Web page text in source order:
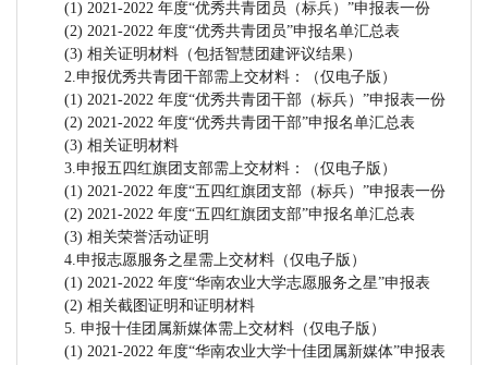
(1) 2021-2022 年度“优秀共青团员（标兵）”申报表一份
(2) 2021-2022 年度“优秀共青团员”申报名单汇总表
(3) 相关证明材料（包括智慧团建评议结果）
2.申报优秀共青团干部需上交材料：（仅电子版）
(1) 2021-2022 年度“优秀共青团干部（标兵）”申报表一份
(2) 2021-2022 年度“优秀共青团干部”申报名单汇总表
(3) 相关证明材料
3.申报五四红旗团支部需上交材料：（仅电子版）
(1) 2021-2022 年度“五四红旗团支部（标兵）”申报表一份
(2) 2021-2022 年度“五四红旗团支部”申报名单汇总表
(3) 相关荣誉活动证明
4.申报志愿服务之星需上交材料（仅电子版）
(1) 2021-2022 年度“华南农业大学志愿服务之星”申报表
(2) 相关截图证明和证明材料
5. 申报十佳团属新媒体需上交材料（仅电子版）
(1) 2021-2022 年度“华南农业大学十佳团属新媒体”申报表